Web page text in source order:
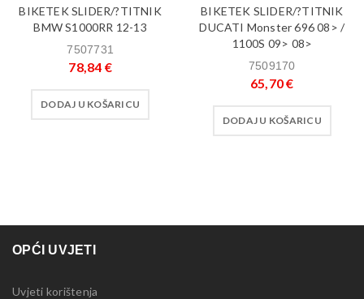
BIKETEK SLIDER/?TITNIK
BMW S1000RR 12-13
7507731
78,84 €
DODAJ U KOŠARICU
BIKETEK SLIDER/?TITNIK
DUCATI Monster 696 08> /
1100S 09> 08>
7509170
65,70€
DODAJ U KOŠARICU
OPĆI UVJETI
Uvjeti korištenja